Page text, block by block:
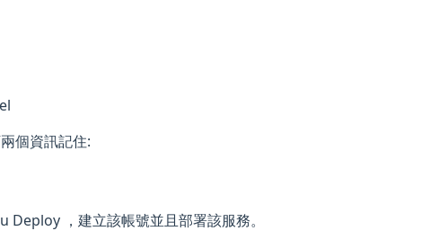
個資訊記住:
，建立該帳號並且部署該服務。